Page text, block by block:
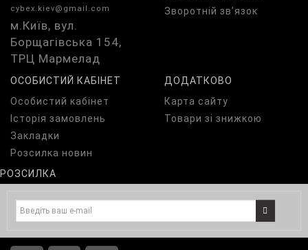
cybex.kiev@gmail.com
м.Київ, вул.
Борщагівська 154,
ТРЦ Мармелад
Зворотній зв’язок
ОСОБИСТИЙ КАБІНЕТ
Особистий кабінет
Історія замовлень
Закладки
Розсилка новин
ДОДАТКОВО
Карта сайту
Товари зі знижкою
РОЗСИЛКА